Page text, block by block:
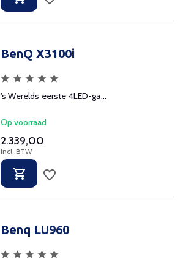
BenQ X3100i
's Werelds eerste 4LED-ga...
Op voorraad
2.339,00
Incl. BTW
Benq LU960